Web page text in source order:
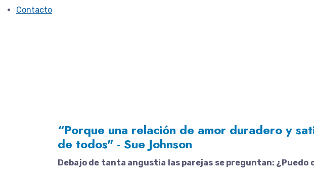
Contacto
“Porque una relación de amor duradero y
de todos" - Sue Johnson
Debajo de tanta angustia las parejas se preguntan: